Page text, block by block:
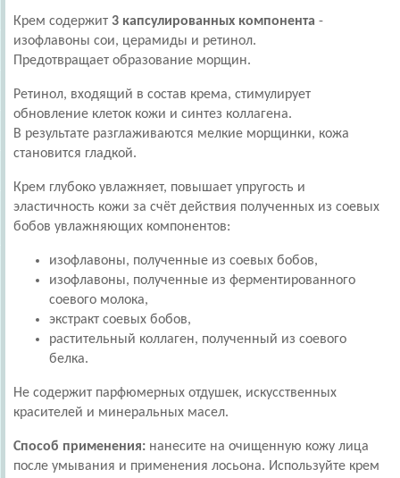
Крем содержит 3 капсулированных компонента -
изофлавоны сои, церамиды и ретинол.
Предотвращает образование морщин.
Ретинол, входящий в состав крема, стимулирует
обновление клеток кожи и синтез коллагена.
В результате разглаживаются мелкие морщинки, кожа
становится гладкой.
Крем глубоко увлажняет, повышает упругость и
эластичность кожи за счёт действия полученных из соевых
бобов увлажняющих компонентов:
изофлавоны, полученные из соевых бобов,
изофлавоны, полученные из ферментированного
соевого молока,
экстракт соевых бобов,
растительный коллаген, полученный из соевого
белка.
Не содержит парфюмерных отдушек, искусственных
красителей и минеральных масел.
Способ применения: нанесите на очищенную кожу лица
после умывания и применения лосьона. Используйте крем